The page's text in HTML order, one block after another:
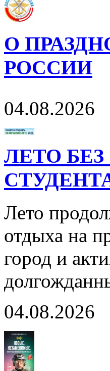
О
РОССИИ
04.08.2026
ЛЕТО
Лето
отдыха на
город и
04.08.2026